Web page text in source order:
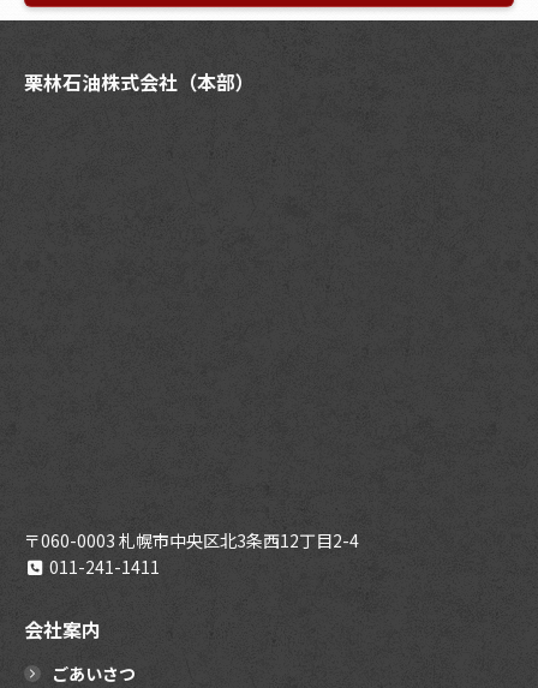
栗林石油株式会社（本部）
〒060-0003 札幌市中央区北3条西12丁目2-4
011-241-1411
会社案内
ごあいさつ